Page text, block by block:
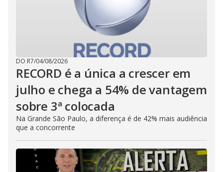
DO R7/04/08/2026
RECORD é a única a crescer em
julho e chega a 54% de vantagem
sobre 3ª colocada
Na Grande São Paulo, a diferença é de 42% mais audiência
que a concorrente